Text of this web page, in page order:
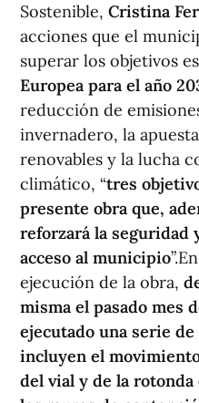
Sostenible, Cristina
acciones que el
superar los objetivos
Europea para el año
reducción de
invernadero, la
renovables y la lucha
climático, “tres
presente obra que,
reforzará la seguridad
acceso al municipio
ejecución de la obra,
misma el pasado mes
ejecutado una serie
incluyen el
del vial y de la